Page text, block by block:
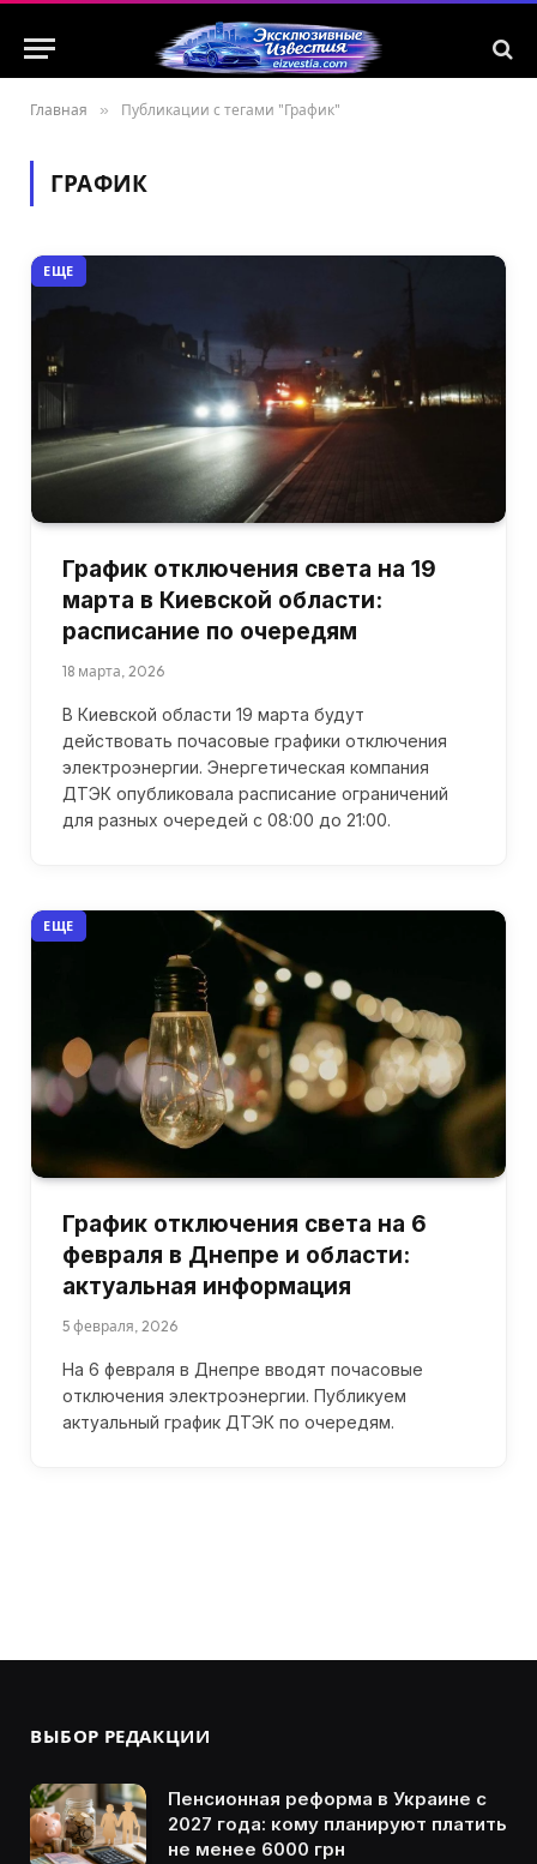
Главная » Публикации с тегами "График"
ГРАФИК
ЕЩЕ
График отключения света на 19
марта в Киевской области:
расписание по очередям
18 марта, 2026
В Киевской области 19 марта будут
действовать почасовые графики отключения
электроэнергии. Энергетическая компания
ДТЭК опубликовала расписание ограничений
для разных очередей с 08:00 до 21:00.
ЕЩЕ
График отключения света на 6
февраля в Днепре и области:
актуальная информация
5 февраля, 2026
На 6 февраля в Днепре вводят почасовые
отключения электроэнергии. Публикуем
актуальный график ДТЭК по очередям.
ВЫБОР РЕДАКЦИИ
Пенсионная реформа в Украине с
2027 года: кому планируют платить
не менее 6000 грн